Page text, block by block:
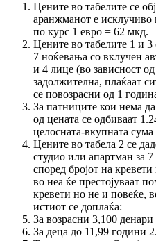
Цените во табелите се
аранжманот е исклучиво
по курс 1 евро = 62 мкд.
Цените во табелите 1 и 3
7 ноќевања со вклучен
и 4 лице (во зависност
задолжителна, плаќаат
се повозрасни од 1
За патниците кои нема
од цената се одбиваат
целосната-вкупната
Цените во табела 2 се
студио или апартман за
според бројот на кревети
во неа ќе престојуваат
кревети но не и повеќе,
истиот се доплаќа:
За возрасни 3,100 денари
За деца до 11,99 години